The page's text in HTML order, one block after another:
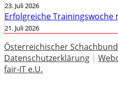
23. Juli 2026
Erfolgreiche Trainingswoche
21. Juli 2026
Österreichischer Schachbund
Datenschutzerklärung |
fair-IT e.U.